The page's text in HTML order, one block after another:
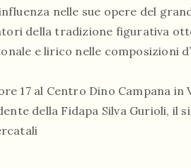
nelle sue opere del
della tradizione figurativa
e lirico nelle composizioni
17 al Centro Dino Campana in
della Fidapa Silva Gurioli, il